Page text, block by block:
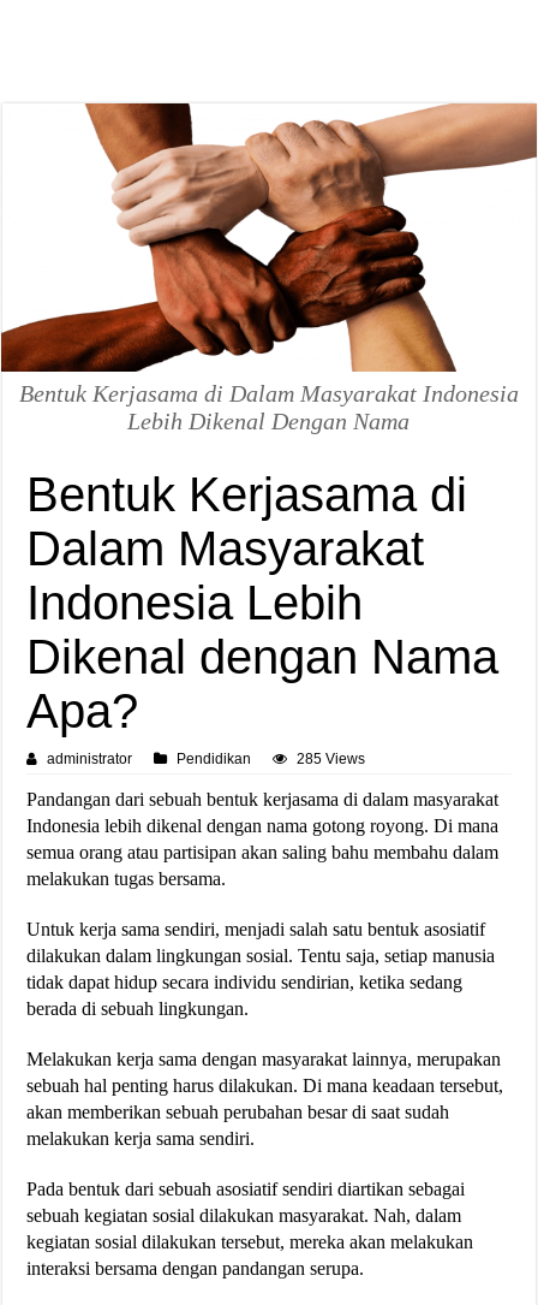
Bentuk Kerjasama di Dalam Masyarakat Indonesia
Lebih Dikenal Dengan Nama
Bentuk Kerjasama di
Dalam Masyarakat
Indonesia Lebih
Dikenal dengan Nama
Apa?
administrator Pendidikan 285 Views
Pandangan dari sebuah bentuk kerjasama di dalam masyarakat
Indonesia lebih dikenal dengan nama gotong royong. Di mana
semua orang atau partisipan akan saling bahu membahu dalam
melakukan tugas bersama.
Untuk kerja sama sendiri, menjadi salah satu bentuk asosiatif
dilakukan dalam lingkungan sosial. Tentu saja, setiap manusia
tidak dapat hidup secara individu sendirian, ketika sedang
berada di sebuah lingkungan.
Melakukan kerja sama dengan masyarakat lainnya, merupakan
sebuah hal penting harus dilakukan. Di mana keadaan tersebut,
akan memberikan sebuah perubahan besar di saat sudah
melakukan kerja sama sendiri.
Pada bentuk dari sebuah asosiatif sendiri diartikan sebagai
sebuah kegiatan sosial dilakukan masyarakat. Nah, dalam
kegiatan sosial dilakukan tersebut, mereka akan melakukan
interaksi bersama dengan pandangan serupa.